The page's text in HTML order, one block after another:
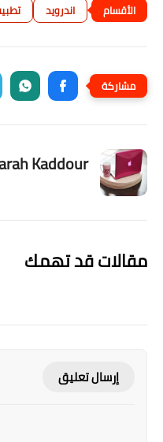
اندرويد
Kaddour
مقالات قد تهمك
إرسال تعليق